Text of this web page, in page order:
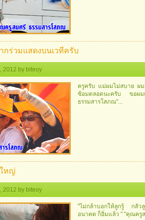
กร่วมแสดงบนเวทีครับ
2012 by biteoy
ครูครับ แม่ผมไม่สบาย ผ
ซ้อมตลอดนะครับ ขอผม
ธรรมสารโสภณ"...
หญ่
2012 by biteoy
"ไม่กล้าบอกให้ลูกรู้ กลั
อนาคต ก็อิ่มแล้ว " "คุณครู